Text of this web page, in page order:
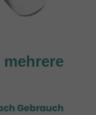
mehrere